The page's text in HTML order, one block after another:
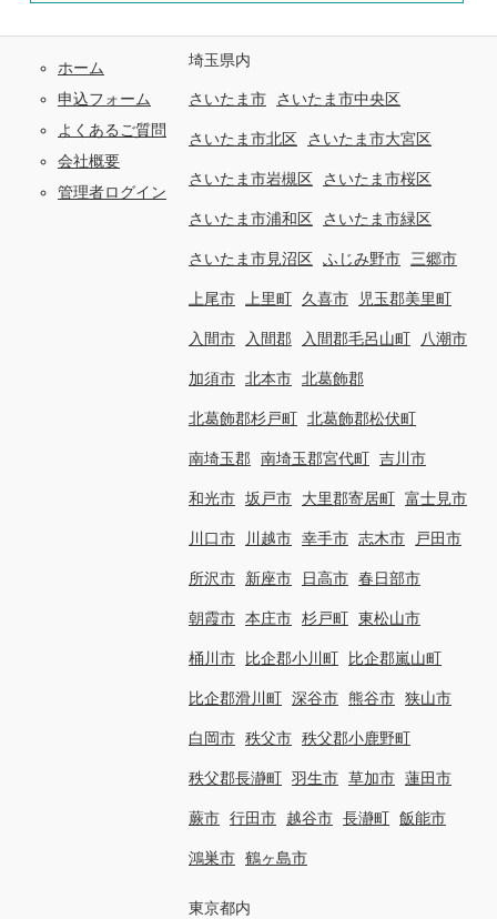
ホーム
申込フォーム
よくあるご質問
会社概要
管理者ログイン
埼玉県内
さいたま市 さいたま市中央区
さいたま市北区 さいたま市大宮区
さいたま市岩槻区 さいたま市桜区
さいたま市浦和区 さいたま市緑区
さいたま市見沼区 ふじみ野市 三郷市
上尾市 上里町 久喜市 児玉郡美里町
入間市 入間郡 入間郡毛呂山町 八潮市
加須市 北本市 北葛飾郡
北葛飾郡杉戸町 北葛飾郡松伏町
南埼玉郡 南埼玉郡宮代町 吉川市
和光市 坂戸市 大里郡寄居町 富士見市
川口市 川越市 幸手市 志木市 戸田市
所沢市 新座市 日高市 春日部市
朝霞市 本庄市 杉戸町 東松山市
桶川市 比企郡小川町 比企郡嵐山町
比企郡滑川町 深谷市 熊谷市 狭山市
白岡市 秩父市 秩父郡小鹿野町
秩父郡長瀞町 羽生市 草加市 蓮田市
蕨市 行田市 越谷市 長瀞町 飯能市
鴻巣市 鶴ヶ島市
東京都内